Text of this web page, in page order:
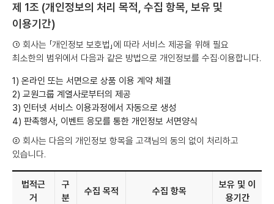
제 1조 (개인정보의 처리 목적, 수집 항목, 보유 및
이용기간)
① 회사는 「개인정보 보호법」에 따라 서비스 제공을 위해 필요
최소한의 범위에서 다음과 같은 방법으로 개인정보를 수집·이용합니다.
1) 온라인 또는 서면으로 상품 이용 계약 체결
2) 교원그룹 계열사로부터의 제공
3) 인터넷 서비스 이용과정에서 자동으로 생성
4) 판촉행사, 이벤트 응모를 통한 개인정보 서면양식
② 회사는 다음의 개인정보 항목을 고객님의 동의 없이 처리하고
있습니다.
법적근
거
구
분
수집 목적 수집 항목
보유 및 이
용기간